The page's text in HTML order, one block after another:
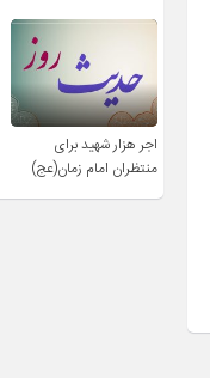
اجر هزار شهید برای
منتظران امام زمان(عج)